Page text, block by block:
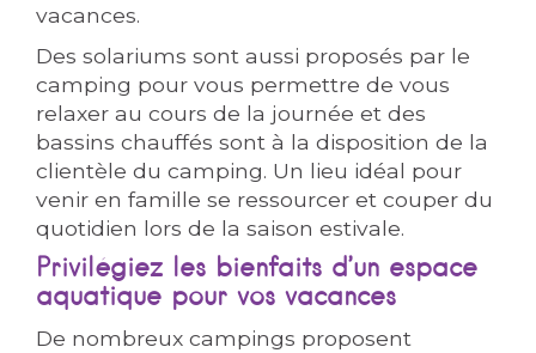
vacances.
Des solariums sont aussi proposés par le
camping pour vous permettre de vous
relaxer au cours de la journée et des
bassins chauffés sont à la disposition de la
clientèle du camping. Un lieu idéal pour
venir en famille se ressourcer et couper du
quotidien lors de la saison estivale.
Privilégiez les bienfaits d’un espace
aquatique pour vos vacances
De nombreux campings proposent